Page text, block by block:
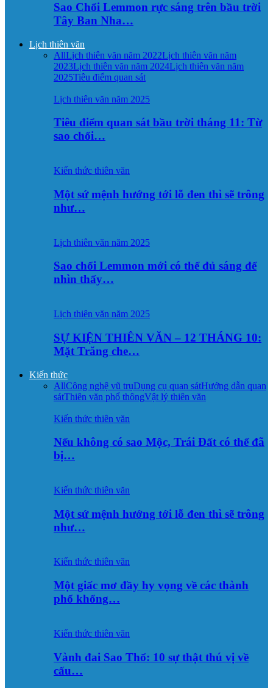
Sao Chổi Lemmon rực sáng trên bầu trời
Tây Ban Nha…
Lịch thiên văn
AllLịch thiên văn năm 2022Lịch thiên văn năm
2023Lịch thiên văn năm 2024Lịch thiên văn năm
2025Tiêu điểm quan sát
Lịch thiên văn năm 2025
Tiêu điểm quan sát bầu trời tháng 11: Từ
sao chổi…
Kiến thức thiên văn
Một sứ mệnh hướng tới lỗ đen thì sẽ trông
như…
Lịch thiên văn năm 2025
Sao chổi Lemmon mới có thể đủ sáng để
nhìn thấy…
Lịch thiên văn năm 2025
SỰ KIỆN THIÊN VĂN – 12 THÁNG 10:
Mặt Trăng che…
Kiến thức
AllCông nghệ vũ trụDụng cụ quan sátHướng dẫn quan
sátThiên văn phổ thôngVật lý thiên văn
Kiến thức thiên văn
Nếu không có sao Mộc, Trái Đất có thể đã
bị…
Kiến thức thiên văn
Một sứ mệnh hướng tới lỗ đen thì sẽ trông
như…
Kiến thức thiên văn
Một giấc mơ đầy hy vọng về các thành
phố khổng…
Kiến thức thiên văn
Vành đai Sao Thổ: 10 sự thật thú vị về
cấu…